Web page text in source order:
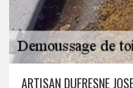
ARTISAN DUFRESNE